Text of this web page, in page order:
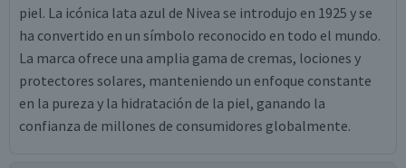
piel. La icónica lata azul de Nivea se introdujo en 1925 y se
ha convertido en un símbolo reconocido en todo el mundo.
La marca ofrece una amplia gama de cremas, lociones y
protectores solares, manteniendo un enfoque constante
en la pureza y la hidratación de la piel, ganando la
confianza de millones de consumidores globalmente.